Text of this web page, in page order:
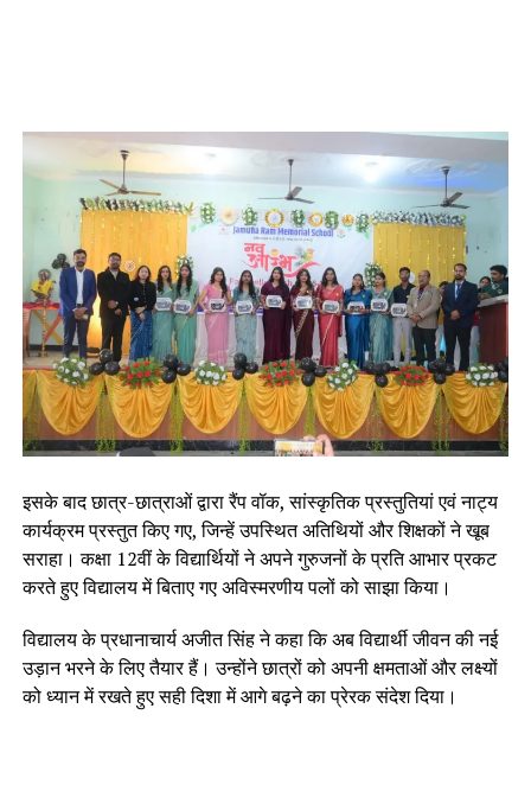
इसके बाद छात्र-छात्राओं द्वारा रैंप वॉक, सांस्कृतिक प्रस्तुतियां एवं नाट्य
कार्यक्रम प्रस्तुत किए गए, जिन्हें उपस्थित अतिथियों और शिक्षकों ने खूब
सराहा। कक्षा 12वीं के विद्यार्थियों ने अपने गुरुजनों के प्रति आभार प्रकट
करते हुए विद्यालय में बिताए गए अविस्मरणीय पलों को साझा किया।
विद्यालय के प्रधानाचार्य अजीत सिंह ने कहा कि अब विद्यार्थी जीवन की नई
उड़ान भरने के लिए तैयार हैं। उन्होंने छात्रों को अपनी क्षमताओं और लक्ष्यों
को ध्यान में रखते हुए सही दिशा में आगे बढ़ने का प्रेरक संदेश दिया।